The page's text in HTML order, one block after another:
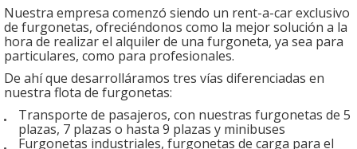
Nuestra empresa comenzó siendo un rent-a-car exclusivo
de furgonetas, ofreciéndonos como la mejor solución a la
hora de realizar el alquiler de una furgoneta, ya sea para
particulares, como para profesionales.
De ahí que desarrolláramos tres vías diferenciadas en
nuestra flota de furgonetas:
Transporte de pasajeros, con nuestras furgonetas de 5
plazas, 7 plazas o hasta 9 plazas y minibuses
Furgonetas industriales, furgonetas de carga para el